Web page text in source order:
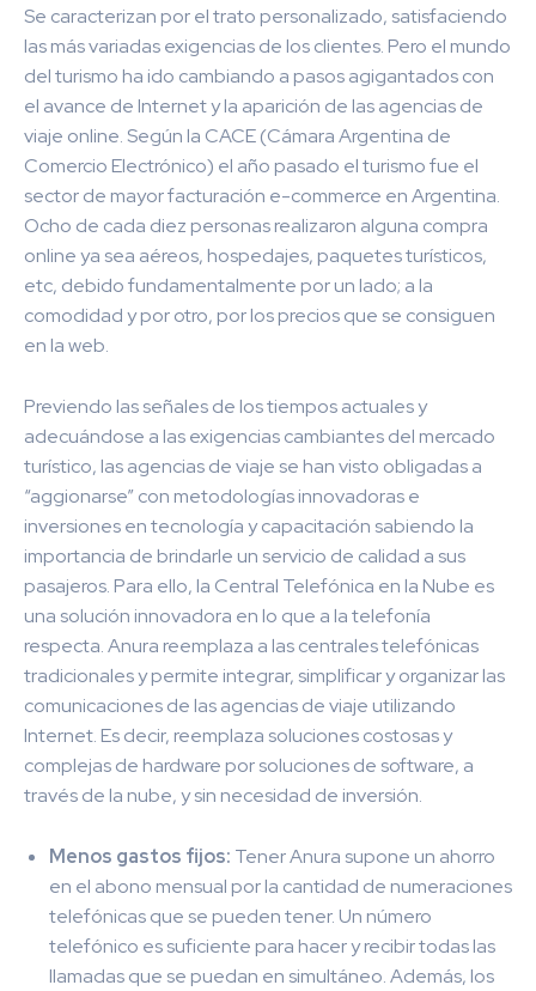
Se caracterizan por el trato personalizado, satisfaciendo
las más variadas exigencias de los clientes. Pero el mundo
del turismo ha ido cambiando a pasos agigantados con
el avance de Internet y la aparición de las agencias de
viaje online. Según la CACE (Cámara Argentina de
Comercio Electrónico) el año pasado el turismo fue el
sector de mayor facturación e-commerce en Argentina.
Ocho de cada diez personas realizaron alguna compra
online ya sea aéreos, hospedajes, paquetes turísticos,
etc, debido fundamentalmente por un lado; a la
comodidad y por otro, por los precios que se consiguen
en la web.
Previendo las señales de los tiempos actuales y
adecuándose a las exigencias cambiantes del mercado
turístico, las agencias de viaje se han visto obligadas a
“aggionarse” con metodologías innovadoras e
inversiones en tecnología y capacitación sabiendo la
importancia de brindarle un servicio de calidad a sus
pasajeros. Para ello, la Central Telefónica en la Nube es
una solución innovadora en lo que a la telefonía
respecta. Anura reemplaza a las centrales telefónicas
tradicionales y permite integrar, simplificar y organizar las
comunicaciones de las agencias de viaje utilizando
Internet. Es decir, reemplaza soluciones costosas y
complejas de hardware por soluciones de software, a
través de la nube, y sin necesidad de inversión.
Menos gastos fijos: Tener Anura supone un ahorro
en el abono mensual por la cantidad de numeraciones
telefónicas que se pueden tener. Un número
telefónico es suficiente para hacer y recibir todas las
llamadas que se puedan en simultáneo. Además, los